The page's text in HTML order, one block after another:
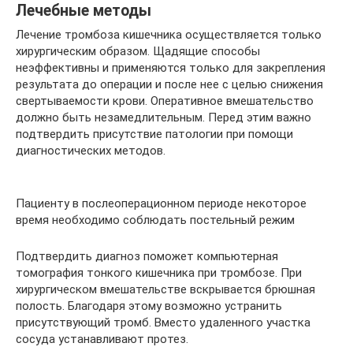
Лечебные методы
Лечение тромбоза кишечника осуществляется только
хирургическим образом. Щадящие способы
неэффективны и применяются только для закрепления
результата до операции и после нее с целью снижения
свертываемости крови. Оперативное вмешательство
должно быть незамедлительным. Перед этим важно
подтвердить присутствие патологии при помощи
диагностических методов.
Пациенту в послеоперационном периоде некоторое
время необходимо соблюдать постельный режим
Подтвердить диагноз поможет компьютерная
томография тонкого кишечника при тромбозе. При
хирургическом вмешательстве вскрывается брюшная
полость. Благодаря этому возможно устранить
присутствующий тромб. Вместо удаленного участка
сосуда устанавливают протез.